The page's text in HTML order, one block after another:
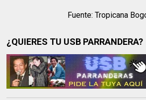
Fuente: Tropicana
¿QUIERES TU USB PARRANDERA?